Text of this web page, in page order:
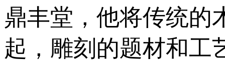
鼎丰堂，他将传统的
起，雕刻的题材和工